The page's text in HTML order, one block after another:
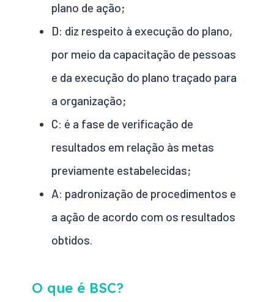
plano de ação;
D: diz respeito à execução do plano,
por meio da capacitação de pessoas
e da execução do plano traçado para
a organização;
C: é a fase de verificação de
resultados em relação às metas
previamente estabelecidas;
A: padronização de procedimentos e
a ação de acordo com os resultados
obtidos.
O que é BSC?